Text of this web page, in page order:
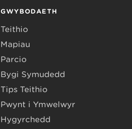
GWYBODAETH
Teithio
Mapiau
Parcio
Bygi Symudedd
Tips Teithio
Pwynt i Ymwelwyr
Hygyrchedd